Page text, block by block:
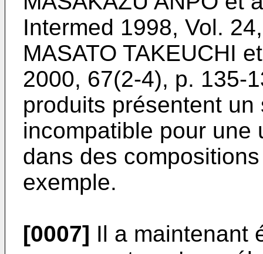
Intermed 1998, Vol.
MASATO TAKEUCHI
2000, 67(2-4), p. 135-
produits présentent
incompatible pour une
dans des
exemple.
[0007] Il a maintenant